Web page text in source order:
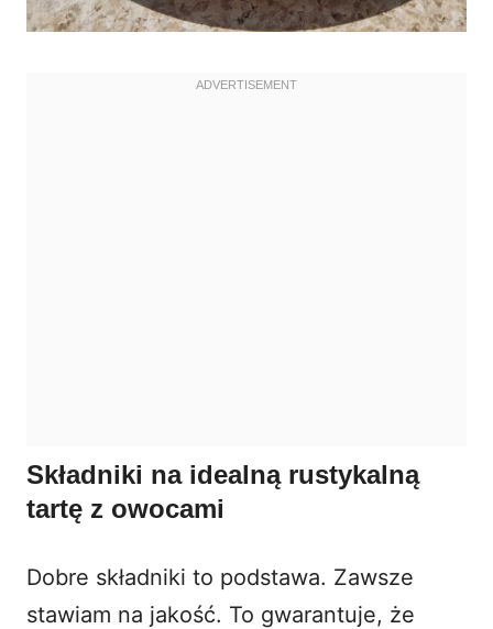
Składniki na idealną rustykalną
tartę z owocami
Dobre składniki to podstawa. Zawsze
stawiam na jakość. To gwarantuje, że